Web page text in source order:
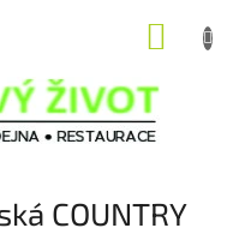
COUNTRY